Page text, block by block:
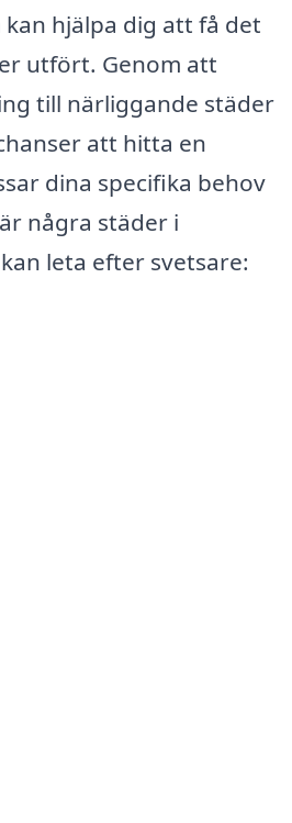
hjälpa dig att få det
utfört. Genom att
till närliggande städer
att hitta en
dina specifika behov
några städer i
leta efter svetsare: